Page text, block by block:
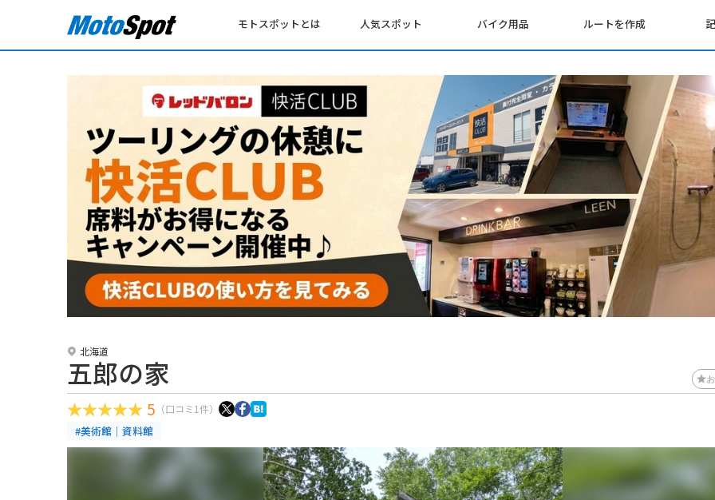
モトスポットとは 人気スポット バイク用品 ルートを作成
北海道
五郎の家
5 （口コミ1件）
#美術館｜資料館